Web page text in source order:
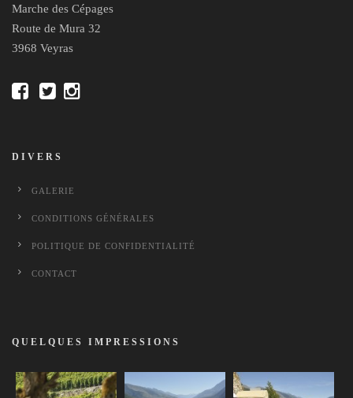
Marche des Cépages
Route de Mura 32
3968 Veyras
DIVERS
GALERIE
CONDITIONS GÉNÉRALES
POLITIQUE DE CONFIDENTIALITÉ
CONTACT
QUELQUES IMPRESSIONS